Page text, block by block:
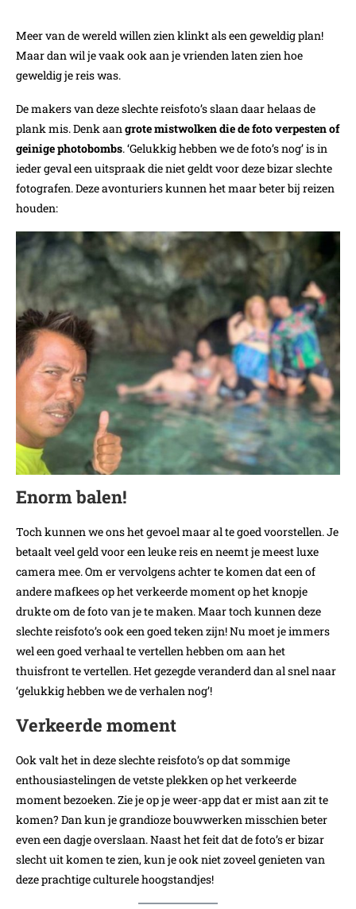
Meer van de wereld willen zien klinkt als een geweldig plan!
Maar dan wil je vaak ook aan je vrienden laten zien hoe
geweldig je reis was.
De makers van deze slechte reisfoto’s slaan daar helaas de
plank mis. Denk aangrote mistwolken die de foto verpesten of
geinige photobombs. ‘Gelukkig hebben we de foto’s nog’ is in
ieder geval een uitspraak die niet geldt voor deze bizar slechte
fotografen. Deze avonturiers kunnen het maar beter bij reizen
houden:
Enorm balen!
Toch kunnen we ons het gevoel maar al te goed voorstellen. Je
betaalt veel geld voor een leuke reis en neemt je meest luxe
camera mee. Om er vervolgens achter te komen dat een of
andere mafkees op het verkeerde moment op het knopje
drukte om de foto van je te maken. Maar toch kunnen deze
slechte reisfoto’s ook een goed teken zijn! Nu moet je immers
wel een goed verhaal te vertellen hebben om aan het
thuisfront te vertellen. Het gezegde veranderd dan al snel naar
‘gelukkig hebben we de verhalen nog’!
Verkeerde moment
Ook valt het in deze slechte reisfoto’s op dat sommige
enthousiastelingen de vetste plekken op het verkeerde
moment bezoeken. Zie je op je weer-app dat er mist aan zit te
komen? Dan kun je grandioze bouwwerken misschien beter
even een dagje overslaan. Naast het feit dat de foto’s er bizar
slecht uit komen te zien, kun je ook niet zoveel genieten van
deze prachtige culturele hoogstandjes!